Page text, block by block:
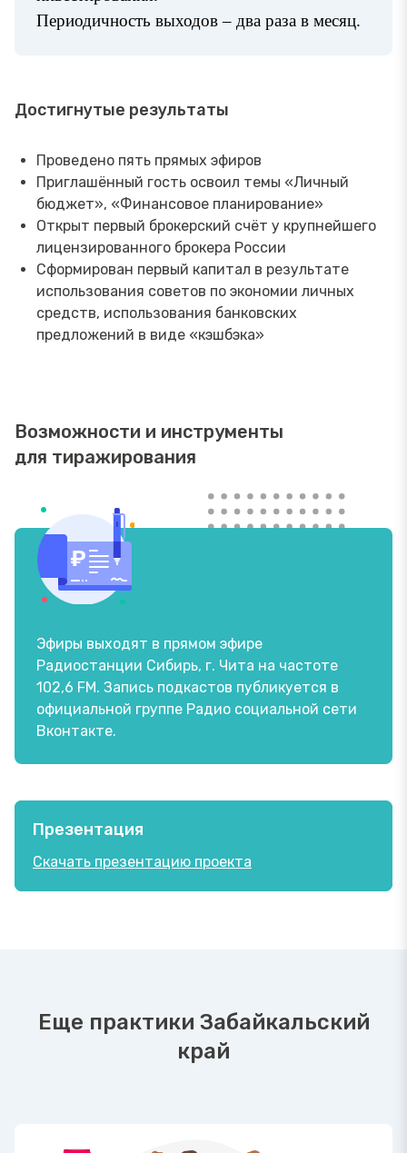
Периодичность выходов – два раза в месяц.
Достигнутые результаты
Проведено пять прямых эфиров
Приглашённый гость освоил темы «Личный
бюджет», «Финансовое планирование»
Открыт первый брокерский счёт у крупнейшего
лицензированного брокера России
Сформирован первый капитал в результате
использования советов по экономии личных
средств, использования банковских
предложений в виде «кэшбэка»
Возможности и инструменты
для тиражирования
Эфиры выходят в прямом эфире
Радиостанции Сибирь, г. Чита на частоте
102,6 FM. Запись подкастов публикуется в
официальной группе Радио социальной сети
Вконтакте.
Презентация
Скачать презентацию проекта
Еще практики Забайкальский
край